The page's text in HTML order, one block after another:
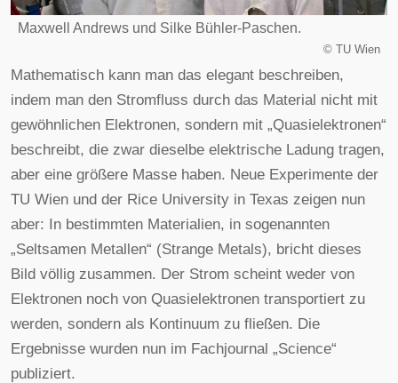
Maxwell Andrews und Silke Bühler-Paschen.
© TU Wien
Mathematisch kann man das elegant beschreiben,
indem man den Stromfluss durch das Material nicht mit
gewöhnlichen Elektronen, sondern mit „Quasielektronen“
beschreibt, die zwar dieselbe elektrische Ladung tragen,
aber eine größere Masse haben. Neue Experimente der
TU Wien und der Rice University in Texas zeigen nun
aber: In bestimmten Materialien, in sogenannten
„Seltsamen Metallen“ (Strange Metals), bricht dieses
Bild völlig zusammen. Der Strom scheint weder von
Elektronen noch von Quasielektronen transportiert zu
werden, sondern als Kontinuum zu fließen. Die
Ergebnisse wurden nun im Fachjournal „Science“
publiziert.